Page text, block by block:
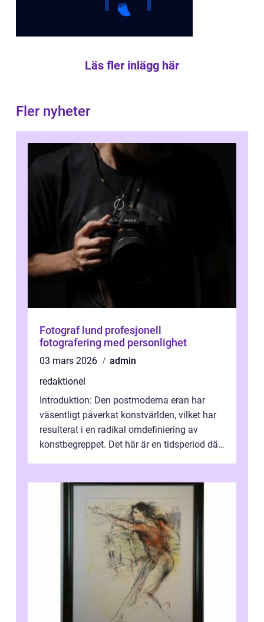
Läs fler inlägg här
Fler nyheter
Fotograf lund profesjonell
fotografering med personlighet
03 mars 2026
admin
redaktionel
Introduktion: Den postmoderna eran har
väsentligt påverkat konstvärlden, vilket har
resulterat i en radikal omdefiniering av
konstbegreppet. Det här är en tidsperiod där